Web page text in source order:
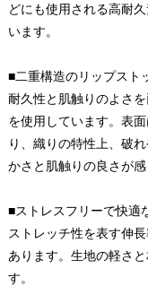
どにも使用される高耐
います。
■二重構造のリップスト
耐久性と肌触りのよさ
を使用しています。表
り、織りの特性上、破
かさと肌触りの良さが
■ストレスフリーで快適
ストレッチ性を表す伸
あります。生地の軽さ
す。